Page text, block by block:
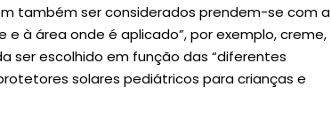
também ser considerados prendem-se com a
à área onde é aplicado”, por exemplo, creme,
ser escolhido em função das “diferentes
solares pediátricos para crianças e